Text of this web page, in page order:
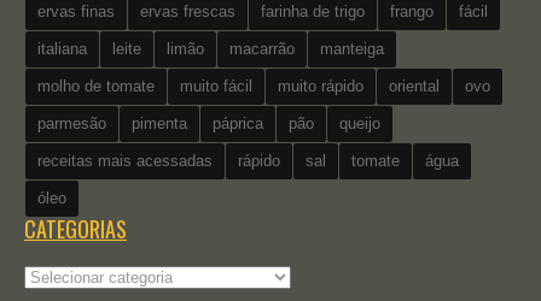
ervas finas ervas frescas farinha de trigo frango fácil
italiana leite limão macarrão manteiga
molho de tomate muito fácil muito rápido oriental ovo
parmesão pimenta páprica pão queijo
receitas mais acessadas rápido sal tomate água
óleo
CATEGORIAS
Categorias